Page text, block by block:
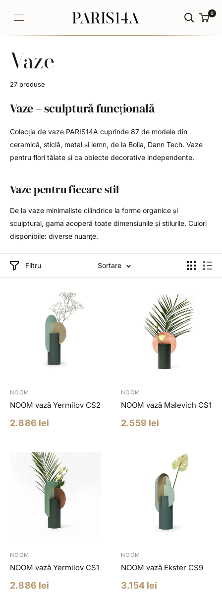
PARIS14A.RO
0
Vaze
27 produse
Vaze – sculptură funcțională
Colecția de vaze PARIS14A cuprinde 87 de modele din
ceramică, sticlă, metal și lemn, de la Bolia, Dann Tech. Vaze
pentru flori tăiate și ca obiecte decorative independente.
Vaze pentru fiecare stil
De la vaze minimaliste cilindrice la forme organice și
sculptural, gama acoperă toate dimensiunile și stilurile. Culori
disponibile: diverse nuanțe.
Filtru Sortare
NOOM
NOOM vază Yermilov CS2
Pret
2.886 lei
NOOM
NOOM vază Malevich CS1
Pret
2.559 lei
NOOM
NOOM vază Yermilov CS1
Pret
2.886 lei
NOOM
NOOM vază Ekster CS9
Pret
3.154 lei